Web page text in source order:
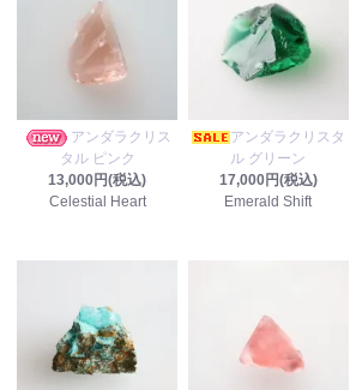
アンダラクリス
タル ピンク
13,000円(税込)
Celestial Heart
アンダラクリスタ
ル グリーン
17,000円(税込)
Emerald Shift